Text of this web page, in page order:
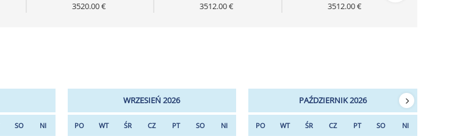
3520.00 €
3512.00 €
3512.00 €
SO NI
WRZESIEŃ 2026
PO WT ŚR CZ PT SO NI
PAŹDZIERNIK 2026
PO WT ŚR CZ PT SO NI